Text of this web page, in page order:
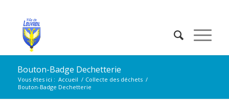
Bouton-Badge Dechetterie
Vous êtes ici : Accueil / Collecte des déchets /
Bouton-Badge Dechetterie